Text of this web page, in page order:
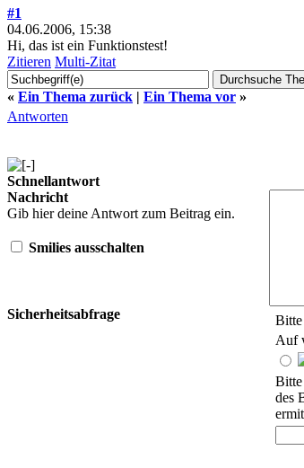
#1
04.06.2006, 15:38
Hi, das ist ein Funktionstest!
Zitieren Multi-Zitat
« Ein Thema zurück | Ein Thema vor »
Antworten
Schnellantwort
Nachricht
Gib hier deine Antwort zum Beitrag ein.
Smilies ausschalten
Sicherheitsabfrage
Bitte
Auf
des